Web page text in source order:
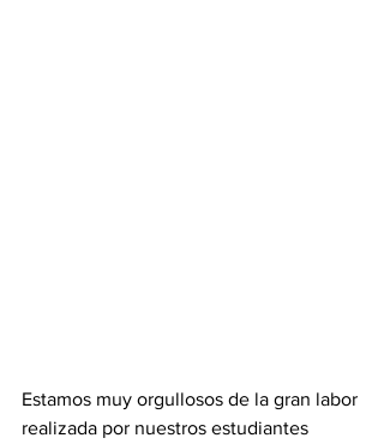
Estamos muy orgullosos de la gran labor
realizada por nuestros estudiantes